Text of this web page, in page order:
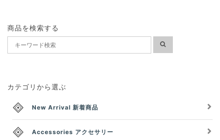
商品を検索する
カテゴリから選ぶ
New Arrival 新着商品
Accessories アクセサリー